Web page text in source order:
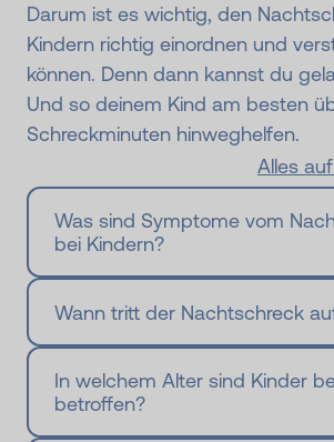
Darum ist es wichtig, den
Kindern richtig einordnen und
können. Denn dann kannst du
Und so deinem Kind am besten
Schreckminuten hinweghelfen.
Alles
Was sind Symptome vom
bei Kindern?
Wann tritt der Nachtschreck
In welchem Alter sind Kinder
betroffen?